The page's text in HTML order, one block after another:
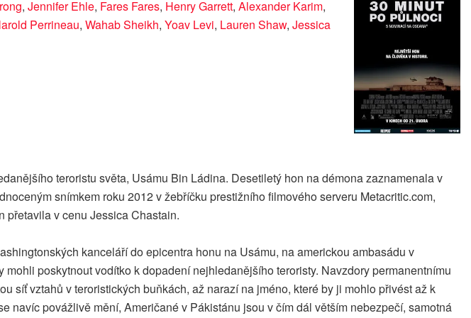
, Jennifer Ehle, Fares Fares, Henry Garrett, Alexander Karim,
Perrineau, Wahab Sheikh, Yoav Levi, Lauren Shaw, Jessica
teroristu světa, Usámu Bin Ládina. Desetiletý hon na démona zaznamenala v
snímkem roku 2012 v žebříčku prestižního filmového serveru Metacritic.com,
přetavila v cenu Jessica Chastain.
kanceláří do epicentra honu na Usámu, na americkou ambasádu v
poskytnout vodítko k dopadení nejhledanějšího teroristy. Navzdory permanentnímu
síť vztahů v teroristických buňkách, až narazí na jméno, které by ji mohlo přivést až k
navíc povážlivě mění, Američané v Pákistánu jsou v čím dál větším nebezpečí, samotná